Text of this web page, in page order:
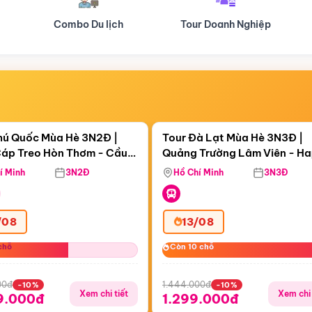
Tour Doanh Nghiệp Du lịch Hành Hương
20:08:39
Treo Hòn Thơm
Quốc Mùa Hè 3N2Đ |
Treo Hòn Thơm - Cầu
Viên Nước Aquatopia
Minh 3N2Đ
-10%
Xem chi tiết
Còn04 ngày 20:08:39
Tour Đà Lạt Mùa Hè 3N3Đ |
Quảng Trường Lâm Viên -
Hill - Puppy Farm
Hồ Chí Minh 3N3Đ
13/08
Còn 10 chỗ
Còn 10 chỗ
1.444.000đ -10%
1.299.000đ Xem